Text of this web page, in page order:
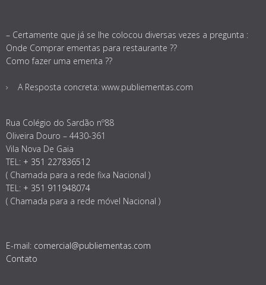
– Certamente que já se lhe colocou diversas vezes a pregunta :
Onde Comprar ementas para restaurante ??
Como fazer uma ementa ??
A Resposta concreta: www.publiementas.com
Rua Colégio do Sardão nº88
Oliveira Douro – 4430-361
Vila Nova De Gaia
TEL: + 351 227836512
( Chamada para a rede fixa Nacional )
TEL: + 351 911948074
( Chamada para a rede móvel Nacional )
E-mail: comercial@publiementas.com
Contato